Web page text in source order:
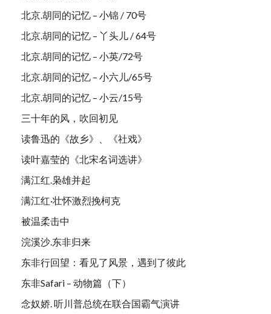
北京.胡同的记忆 – 小锦 / 70号
北京.胡同的记忆 – 丫头儿 / 64号
北京.胡同的记忆 – 小英/72号
北京.胡同的记忆 – 小六儿/65号
北京.胡同的记忆 – 小云/15号
三十年的风，吹回初见
读鲁迅的《故乡》、《社戏》
读叶嘉莹的《北宋名词选讲》
满江红.枭雄并起
满江红·壮怀激烈挽柯克
被温柔击中
浣溪沙.东非归来
东非行回望：看见了风景，遇到了彼此
东非Safari – 动物篇（下）
念奴娇. 听川普总统在联合国霸气演讲